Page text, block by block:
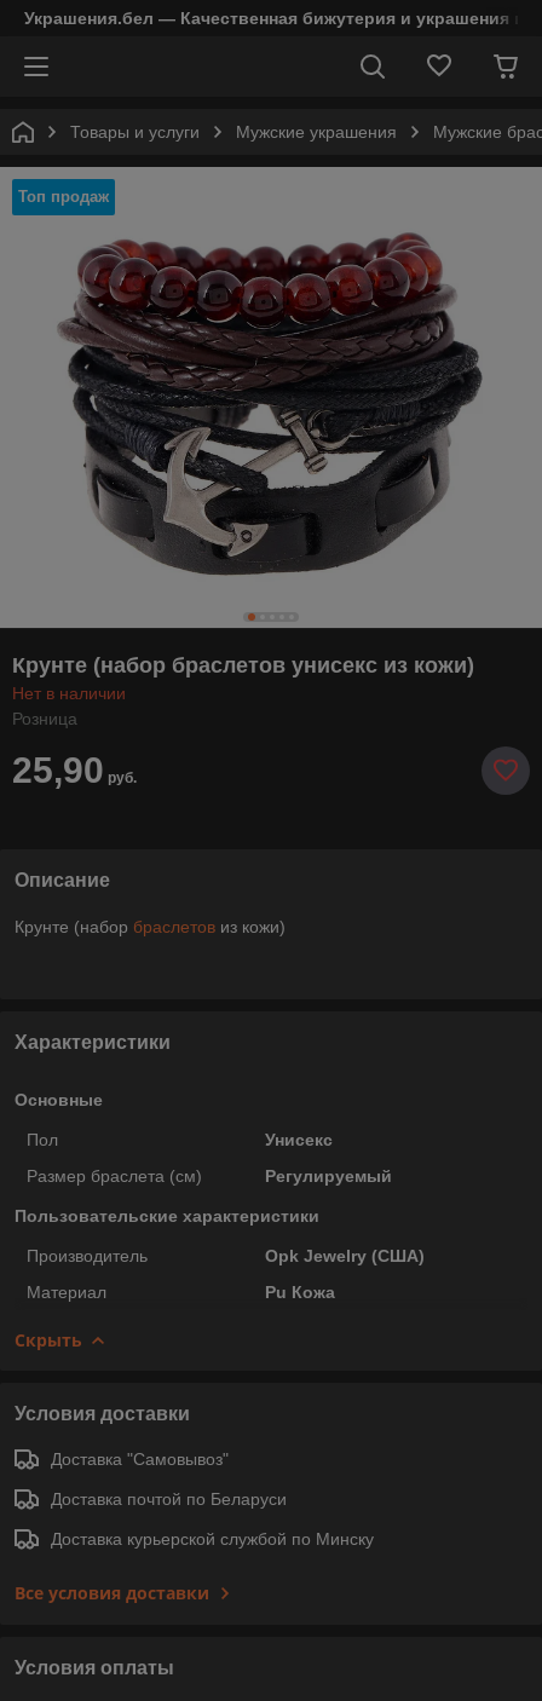
Украшения.бел — Качественная бижутерия и украшения в
Товары и услуги Мужские украшения Мужские
Топ продаж
Крунте (набор браслетов унисекс из кожи)
Нет в наличии
Розница
25,90 руб.
Описание
Крунте (набор браслетов из кожи)
Характеристики
Основные
Пол
Унисекс
Размер браслета (см)
Регулируемый
Пользовательские характеристики
Производитель
Opk Jewelry (США)
Материал
Pu Кожа
Скрыть
Условия доставки
Доставка "Самовывоз"
Доставка почтой по Беларуси
Доставка курьерской службой по Минску
Все условия доставки
Условия оплаты